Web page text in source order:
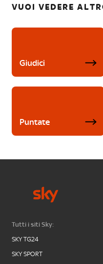
VUOI VEDERE
Giudici
Puntate
Tutti i siti Sky:
SKY TG24
SKY SPORT